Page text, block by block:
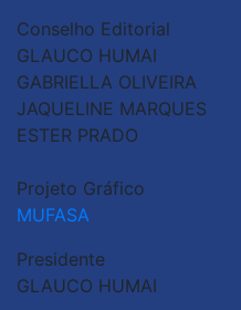
Conselho Editorial
GLAUCO HUMAI
GABRIELLA OLIVEIRA
JAQUELINE MARQUES
ESTER PRADO
Projeto Gráfico
MUFASA
Presidente
GLAUCO HUMAI